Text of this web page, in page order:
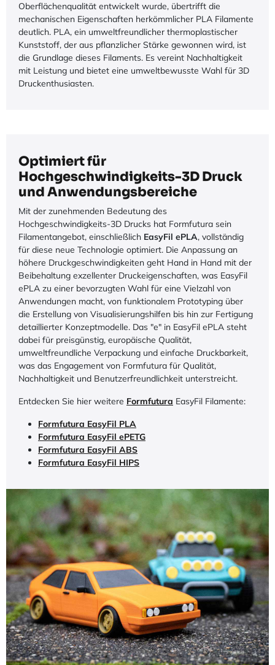
Oberflächenqualität entwickelt wurde, übertrifft die
mechanischen Eigenschaften herkömmlicher PLA Filamente
deutlich. PLA, ein umweltfreundlicher thermoplastischer
Kunststoff, der aus pflanzlicher Stärke gewonnen wird, ist
die Grundlage dieses Filaments. Es vereint Nachhaltigkeit
mit Leistung und bietet eine umweltbewusste Wahl für 3D
Druckenthusiasten.
Optimiert für
Hochgeschwindigkeits-3D Druck
und Anwendungsbereiche
Mit der zunehmenden Bedeutung des
Hochgeschwindigkeits-3D Drucks hat Formfutura sein
Filamentangebot, einschließlich EasyFil ePLA, vollständig
für diese neue Technologie optimiert. Die Anpassung an
höhere Druckgeschwindigkeiten geht Hand in Hand mit der
Beibehaltung exzellenter Druckeigenschaften, was EasyFil
ePLA zu einer bevorzugten Wahl für eine Vielzahl von
Anwendungen macht, von funktionalem Prototyping über
die Erstellung von Visualisierungshilfen bis hin zur Fertigung
detaillierter Konzeptmodelle. Das "e" in EasyFil ePLA steht
dabei für preisgünstig, europäische Qualität,
umweltfreundliche Verpackung und einfache Druckbarkeit,
was das Engagement von Formfutura für Qualität,
Nachhaltigkeit und Benutzerfreundlichkeit unterstreicht.
Entdecken Sie hier weitere Formfutura EasyFil Filamente:
Formfutura EasyFil PLA
Formfutura EasyFil ePETG
Formfutura EasyFil ABS
Formfutura EasyFil HIPS